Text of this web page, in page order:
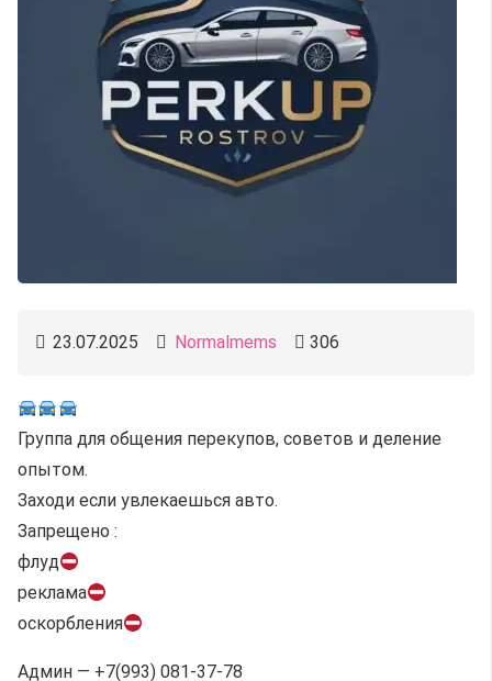
23.07.2025 Normalmems 306
Группа для общения перекупов, советов и деление
опытом.
Заходи если увлекаешься авто.
Запрещено :
флуд
реклама
оскорбления
Админ — +7(993) 081-37-78